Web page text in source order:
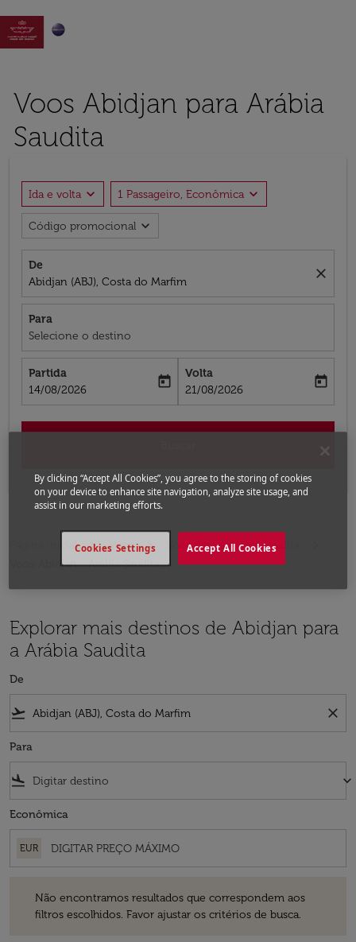

Voos Abidjan para Arábia
Saudita
Ida e volta expand_more 1 Passageiro, Econômica expand_more
Código promocional expand_more
De
Abidjan (ABJ), Costa do Marfim
close
Para
Selecione o destino
Partida
fc-booking-departure-date-aria-label
14/08/2026
today
Volta
fc-booking-return-date-aria-label
21/08/2026
today
Página inicial Voos
Voos para a Arábia Saudita
Voos Abidjan - Arábia Saudita
Explorar mais destinos de Abidjan para
a Arábia Saudita
De
flight_takeoff close
Para
flight_land keyboard_arrow_down
Econômica
EUR
Não encontramos resultados que correspondem aos
filtros escolhidos. Favor ajustar os critérios de busca.
By clicking “Accept All Cookies”, you agree to the storing of cookies
on your device to enhance site navigation, analyze site usage, and
assist in our marketing efforts.
Accept All Cookies
Cookies Settings